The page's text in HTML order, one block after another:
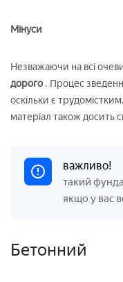
Мінуси
Незважаючи на всі
дорого . Процес
оскільки є
матеріал також досить
важливо!
такий
якщо у вас
Бетонний